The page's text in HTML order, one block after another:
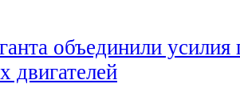
объединили усилия
двигателей